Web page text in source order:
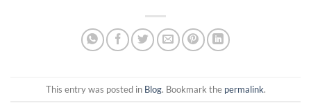
This entry was posted in Blog. Bookmark the permalink.